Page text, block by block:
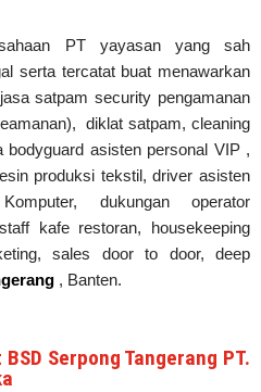
PT yayasan yang sah
serta tercatat buat menawarkan
satpam security pengamanan
diklat satpam, cleaning
asisten personal VIP ,
produksi tekstil, driver asisten
dukungan operator
kafe restoran, housekeeping
sales door to door, deep
, Banten.
Serpong Tangerang PT.